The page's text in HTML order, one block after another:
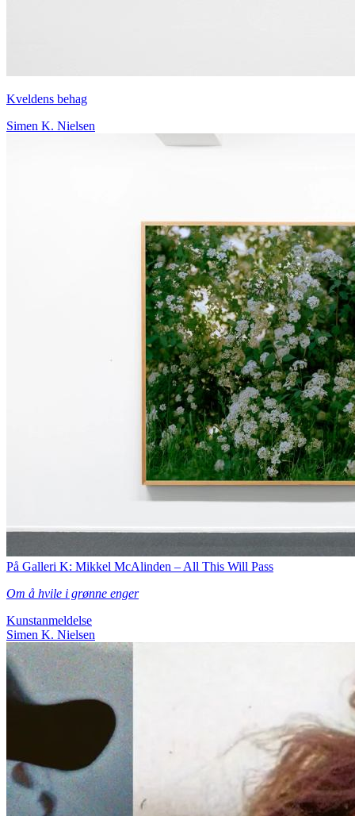
Kveldens behag
Simen K. Nielsen
På Galleri K: Mikkel McAlinden – All This Will Pass
Om å hvile i grønne enger
Kunstanmeldelse
Simen K. Nielsen